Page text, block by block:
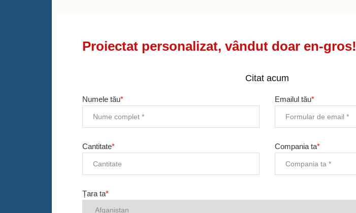
Proiectat personalizat, vândut doar en-gros!
Citat acum
Numele tău* Emailul tău*
Cantitate* Compania ta*
Țara ta*